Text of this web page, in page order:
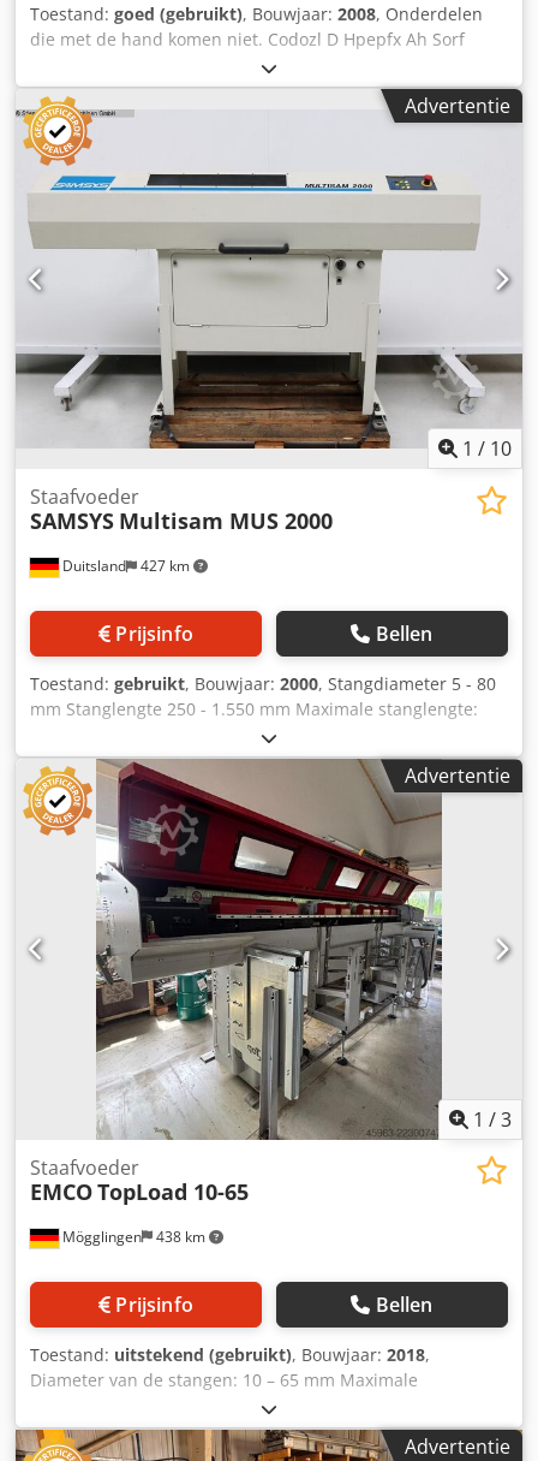
Toestand: goed (gebruikt), Bouwjaar: 2008, Onderdelen
die met de hand komen niet. Codozl D Hpepfx Ah Sorf
Advertentie
1 / 10
Duitsland 427 km
Staafvoeder
SAMSYS Multisam MUS 2000
Prijsinfo Bellen
Toestand: gebruikt, Bouwjaar: 2000, Stangdiameter 5 - 80
mm Stanglengte 250 - 1.550 mm Maximale stanglengte:
1.550 mm Longitudinale beweging 600 mm
Hoogteverstelling 775 - 1.175 mm Benodigde ruimte ca.
2,25 x 1,10 x 1,80 m Machinegewicht ca. 0,5 ton
Stangvoorraadmagazijn SAMSYS - Multisam MUS 2000
Cjdpfszkvt Eox Ah Sorf - NIET GETEST - bedoeld als donor
voor onderdelen
Advertentie
1 /3
Mögglingen 438 km
Staafvoeder
EMCOTopLoad 10-65
Prijsinfo Bellen
Toestand: uitstekend (gebruikt), Bouwjaar: 2018,
Diameter van de stangen: 10 – 65 mm Maximale
stanglengte: 3.000 mm Crsdszkwcnjpfx Ah Sef
Materiaalopslag met meerdere banen
Advertentie